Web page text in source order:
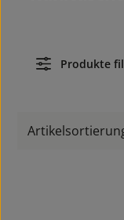
Produkte